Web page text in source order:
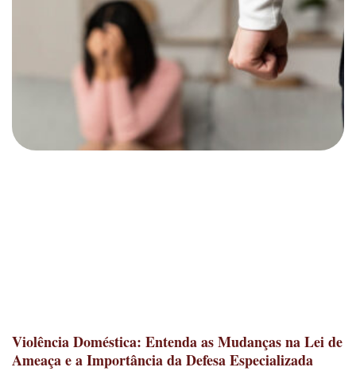
Violência Doméstica: Entenda as Mudanças na Lei de
Ameaça e a Importância da Defesa Especializada